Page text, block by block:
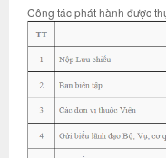
Công tác phát hành được